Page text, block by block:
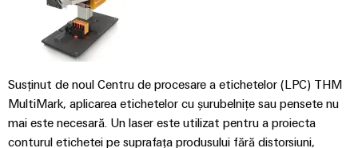
Susținut de noul Centru de procesare a etichetelor (LPC) THM
MultiMark, aplicarea etichetelor cu șurubelnițe sau pensete nu
mai este necesară. Un laser este utilizat pentru a proiecta
conturul etichetei pe suprafața produsului fără distorsiuni,